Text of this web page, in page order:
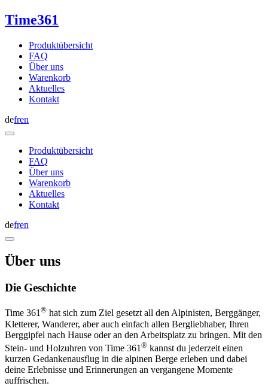
Time361
Produktübersicht
FAQ
Über uns
Warenkorb
Aktuelles
Kontakt
defren
Produktübersicht
FAQ
Über uns
Warenkorb
Aktuelles
Kontakt
defren
Über uns
Die Geschichte
Time 361® hat sich zum Ziel gesetzt all den Alpinisten, Berggänger,
Kletterer, Wanderer, aber auch einfach allen Bergliebhaber, Ihren
Berggipfel nach Hause oder an den Arbeitsplatz zu bringen. Mit den
Stein- und Holzuhren von Time 361 ® kannst du jederzeit einen
kurzen Gedankenausflug in die alpinen Berge erleben und dabei
deine Erlebnisse und Erinnerungen an vergangene Momente
auffrischen.